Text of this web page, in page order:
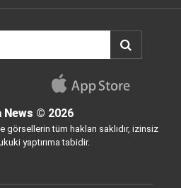
News © 2026
görsellerin tüm hakları saklıdır, izinsiz
yaptırıma tabidir.